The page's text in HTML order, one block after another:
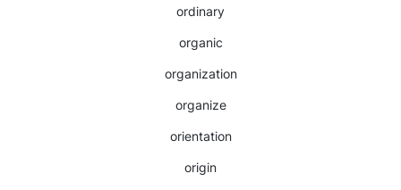
ordinary
organic
organization
organize
orientation
origin